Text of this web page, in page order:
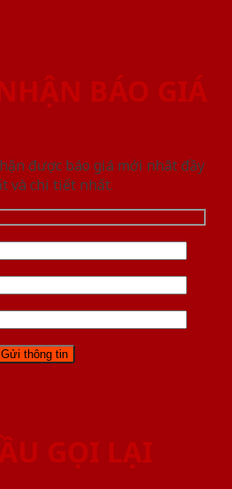
BÁO GIÁ
được báo giá mới nhât đầy
và chi tiết nhất.
GỌI LẠI